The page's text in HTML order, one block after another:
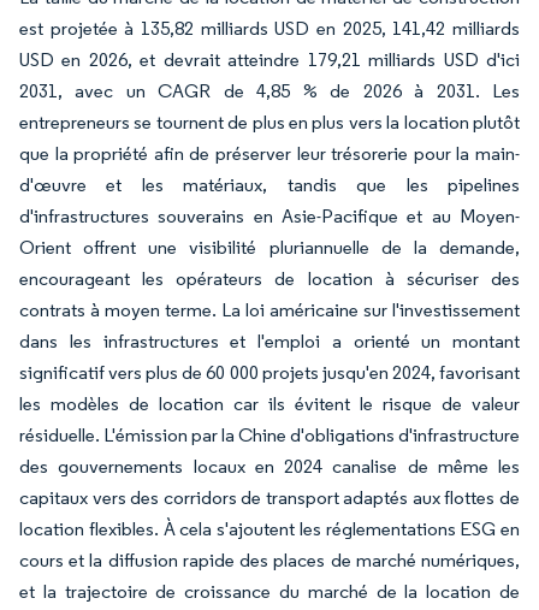
est projetée à 135,82 milliards USD en 2025, 141,42 milliards
USD en 2026, et devrait atteindre 179,21 milliards USD d'ici
2031, avec un CAGR de 4,85 % de 2026 à 2031. Les
entrepreneurs se tournent de plus en plus vers la location plutôt
que la propriété afin de préserver leur trésorerie pour la main-
d'œuvre et les matériaux, tandis que les pipelines
d'infrastructures souverains en Asie-Pacifique et au Moyen-
Orient offrent une visibilité pluriannuelle de la demande,
encourageant les opérateurs de location à sécuriser des
contrats à moyen terme. La loi américaine sur l'investissement
dans les infrastructures et l'emploi a orienté un montant
significatif vers plus de 60 000 projets jusqu'en 2024, favorisant
les modèles de location car ils évitent le risque de valeur
résiduelle. L'émission par la Chine d'obligations d'infrastructure
des gouvernements locaux en 2024 canalise de même les
capitaux vers des corridors de transport adaptés aux flottes de
location flexibles. À cela s'ajoutent les réglementations ESG en
cours et la diffusion rapide des places de marché numériques,
et la trajectoire de croissance du marché de la location de